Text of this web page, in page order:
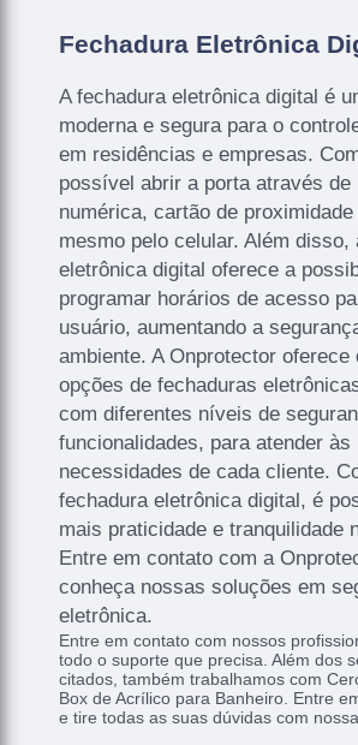
Fechadura Eletrônica
A fechadura eletrônica digital é
moderna e segura para o
em residências e empresas.
possível abrir a porta através de
numérica, cartão de proximidade
mesmo pelo celular. Além disso,
eletrônica digital oferece a
programar horários de acesso
usuário, aumentando a
ambiente. A Onprotector oferece
opções de fechaduras
com diferentes níveis de
funcionalidades, para atender às
necessidades de cada cliente.
fechadura eletrônica digital, é
mais praticidade e tranquilidade
Entre em contato com a
conheça nossas soluções em
eletrônica.
Entre em contato com nossos
todo o suporte que precisa. Além dos
citados, também trabalhamos com
Box de Acrílico para Banheiro. Entre
e tire todas as suas dúvidas com